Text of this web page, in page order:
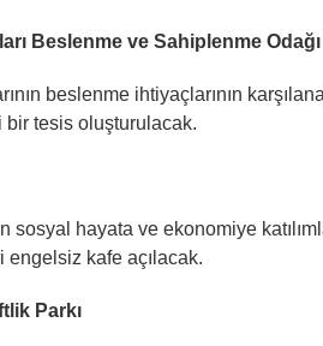
Beslenme ve Sahiplenme Odağı
beslenme ihtiyaçlarının
tesis oluşturulacak.
sosyal hayata ve ekonomiye
engelsiz kafe açılacak.
Parkı